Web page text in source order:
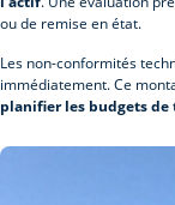
ou de remise en état.
Les non-conformités
immédiatement. Ce
planifier les budgets de